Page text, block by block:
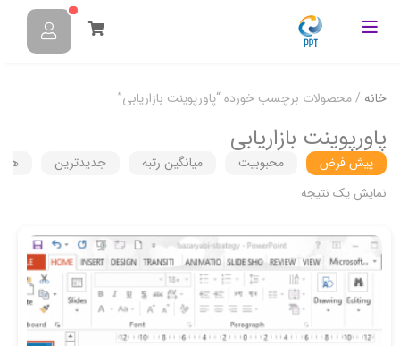
خانه / محصولات برچسب خورده “پاورپوینت بازاریابی”
پاورپوینت بازاریابی
پیش فرض محبوبیت میانگین رتبه جدیدترین
نمایش یک نتیجه